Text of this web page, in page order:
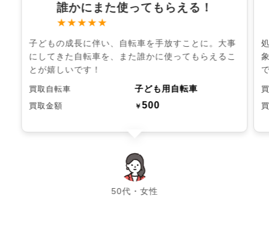
誰かにまた使ってもらえる！
★★★★★
子どもの成長に伴い、自転車を手放すことに。大事
にしてきた自転車を、また誰かに使ってもらえるこ
とが嬉しいです！
買取自転車 子ども用自転車
買取金額 ￥500
50代・女性
chevron_left chevron_right